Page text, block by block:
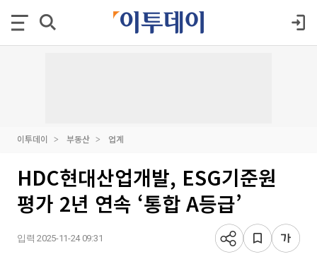
이투데이 부동산 업계
HDC현대산업개발, ESG기준원
평가 2년 연속 ‘통합 A등급’
입력 2025-11-24 09:31